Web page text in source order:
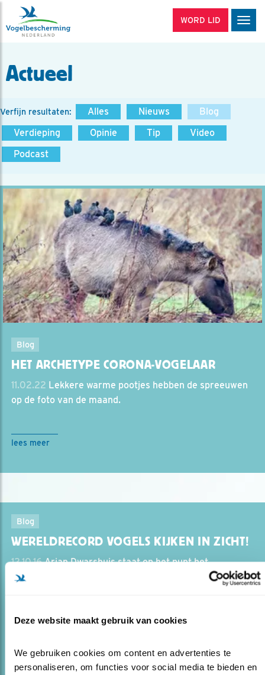
Deze website maakt gebruik van cookies
We gebruiken cookies om content en advertenties te
personaliseren, om functies voor social media te bieden en
WORD LID
Actueel
Verfijn resultaten: Alles Nieuws
Blog
Verdieping
Opinie Tip
Video
Podcast
Blog
HET ARCHETYPE CORONA-VOGELAAR
11.02.22 Lekkere warme pootjes hebben de spreeuwen
op de foto van de maand.
lees meer
Blog
WERELDRECORD VOGELS KIJKEN IN ZICHT!
12.10.16Arjan Dwarshuis staat op het punt het
‘wereldrecord vogels kijken’ te breken. In een jaar tijd